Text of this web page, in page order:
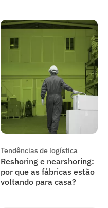
Tendências de logística
Reshoring e nearshoring:
por que as fábricas estão
voltando para casa?